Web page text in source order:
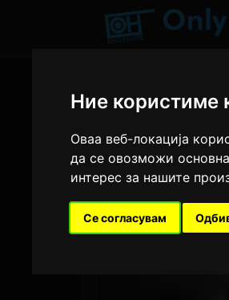
Ние користиме
Оваа веб-локација
да се овозможи
интерес за нашите
Се согласувам